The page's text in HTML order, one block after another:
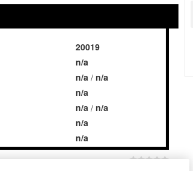
20019
n/a
n/a /n/a
n/a
n/a /n/a
n/a
n/a